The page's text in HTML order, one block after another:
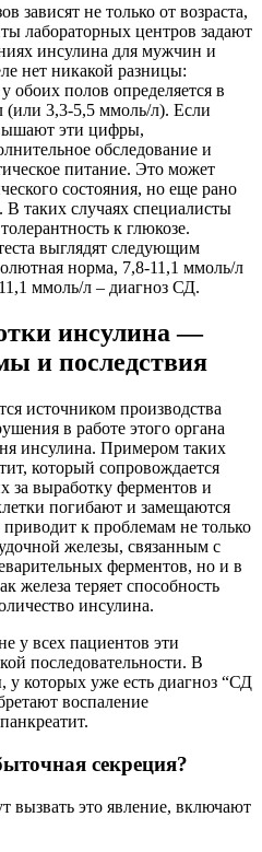
зависят не только от возраста,
лабораторных центров задают
инсулина для мужчин и
нет никакой разницы:
обоих полов определяется в
(или 3,3-5,5 ммоль/л). Если
эти цифры,
обследование и
питание. Это может
состояния, но еще рано
В таких случаях специалисты
к глюкозе.
выглядят следующим
норма, 7,8-11,1 ммоль/л
ммоль/л – диагноз СД.
инсулина —
и последствия
источником производства
в работе этого органа
инсулина. Примером таких
который сопровождается
за выработку ферментов и
погибают и замещаются
к проблемам не только
железы, связанным с
ферментов, но и в
железа теряет способность
инсулина.
у всех пациентов эти
последовательности. В
у которых уже есть диагноз “СД
воспаление
секреция?
вызвать это явление, включают